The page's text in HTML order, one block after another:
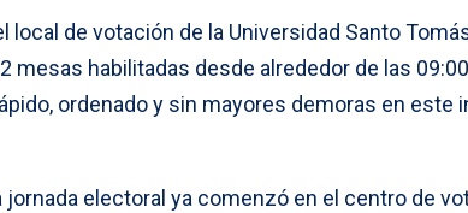
local de votación de la Universidad Santo
mesas habilitadas desde alrededor de las
ordenado y sin mayores demoras en este
jornada electoral ya comenzó en el centro de